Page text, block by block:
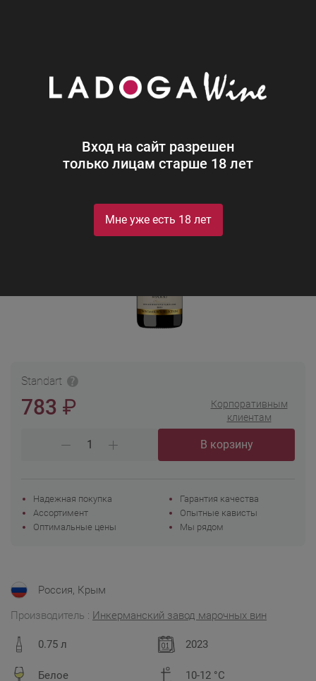
Вход на сайт разрешен
только лицам старше 18 лет
Мне уже есть 18 лет
Белое
ИНКЕРМАН МУСКАТ ВАЙНМЕЙКЕРС
Россия, Крым
Производитель : Инкерманский завод марочных вин
0.75 л 2023
Белое 10-12 °C
Standart
783 ₽
Корпоративным
клиентам
В корзину
Надежная покупка
Гарантия качества
Ассортимент
Опытные кависты
Оптимальные цены
Мы рядом